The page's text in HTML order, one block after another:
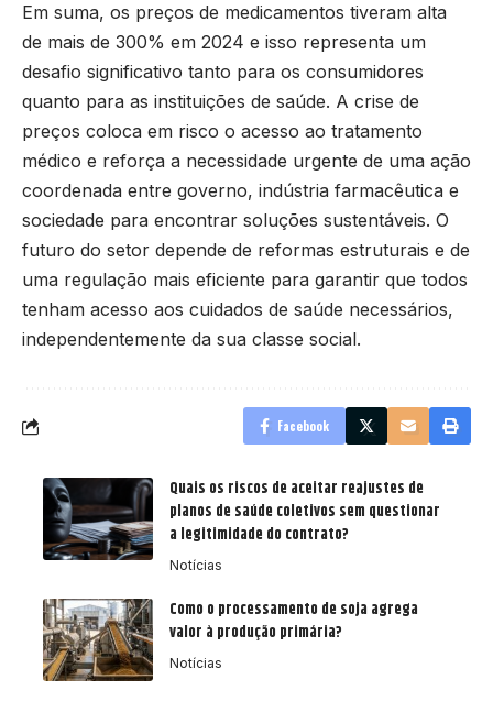
Em suma, os preços de medicamentos tiveram alta
de mais de 300% em 2024 e isso representa um
desafio significativo tanto para os consumidores
quanto para as instituições de saúde. A crise de
preços coloca em risco o acesso ao tratamento
médico e reforça a necessidade urgente de uma ação
coordenada entre governo, indústria farmacêutica e
sociedade para encontrar soluções sustentáveis. O
futuro do setor depende de reformas estruturais e de
uma regulação mais eficiente para garantir que todos
tenham acesso aos cuidados de saúde necessários,
independentemente da sua classe social.
Facebook
Quais os riscos de aceitar reajustes de
planos de saúde coletivos sem questionar
a legitimidade do contrato?
Notícias
Como o processamento de soja agrega
valor à produção primária?
Notícias